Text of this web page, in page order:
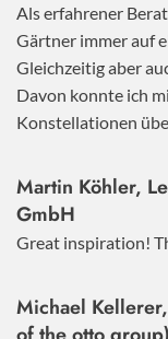
Als erfahrener
Gärtner immer auf
Gleichzeitig aber
Davon konnte ich
Konstellationen
Martin Köhler,
GmbH
Great inspiration!
Michael